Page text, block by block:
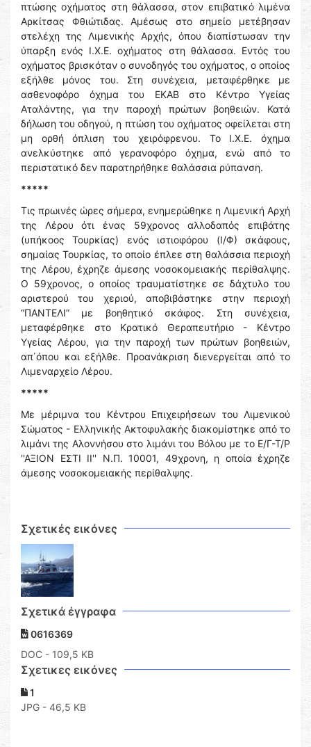
πτώσης οχήματος στη θάλασσα, στον επιβατικό λιμένα
Αρκίτσας Φθιώτιδας. Αμέσως στο σημείο μετέβησαν
στελέχη της Λιμενικής Αρχής, όπου διαπίστωσαν την
ύπαρξη ενός Ι.Χ.Ε. οχήματος στη θάλασσα. Εντός του
οχήματος βρισκόταν ο συνοδηγός του οχήματος, ο οποίος
εξήλθε μόνος του. Στη συνέχεια, μεταφέρθηκε με
ασθενοφόρο όχημα του ΕΚΑΒ στο Κέντρο Υγείας
Αταλάντης, για την παροχή πρώτων βοηθειών. Κατά
δήλωση του οδηγού, η πτώση του οχήματος οφείλεται στη
μη ορθή όπλιση του χειρόφρενου. Το Ι.Χ.Ε. όχημα
ανελκύστηκε από γερανοφόρο όχημα, ενώ από το
περιστατικό δεν παρατηρήθηκε θαλάσσια ρύπανση.
*****
Τις πρωινές ώρες σήμερα, ενημερώθηκε η Λιμενική Αρχή
της Λέρου ότι ένας 59χρονος αλλοδαπός επιβάτης
(υπήκοος Τουρκίας) ενός ιστιοφόρου (Ι/Φ) σκάφους,
σημαίας Τουρκίας, το οποίο έπλεε στη θαλάσσια περιοχή
της Λέρου, έχρηζε άμεσης νοσοκομειακής περίθαλψης.
Ο 59χρονος, ο οποίος τραυματίστηκε σε δάχτυλο του
αριστερού του χεριού, αποβιβάστηκε στην περιοχή
“ΠΑΝΤΕΛΙ” με βοηθητικό σκάφος. Στη συνέχεια,
μεταφέρθηκε στο Κρατικό Θεραπευτήριο - Κέντρο
Υγείας Λέρου, για την παροχή των πρώτων βοηθειών,
απ΄όπου και εξήλθε. Προανάκριση διενεργείται από το
Λιμεναρχείο Λέρου.
*****
Με μέριμνα του Κέντρου Επιχειρήσεων του Λιμενικού
Σώματος - Ελληνικής Ακτοφυλακής διακομίστηκε από το
λιμάνι της Αλοννήσου στο λιμάνι του Βόλου με το Ε/Γ-Τ/Ρ
''ΑΞΙΟΝ ΕΣΤΙ ΙΙ'' Ν.Π. 10001, 49χρονη, η οποία έχρηζε
άμεσης νοσοκομειακής περίθαλψης.
Σχετικές εικόνες
Σχετικά έγγραφα
0616369
DOC - 109,5 KB
Σχετικες εικόνες
1
JPG - 46,5 KB